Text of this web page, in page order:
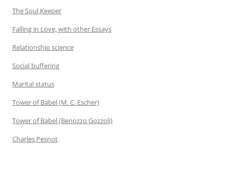
The Soul Keeper
Falling in Love, with other Essays
Relationship science
Social buffering
Marital status
Tower of Babel (M. C. Escher)
Tower of Babel (Benozzo Gozzoli)
Charles Pesnot